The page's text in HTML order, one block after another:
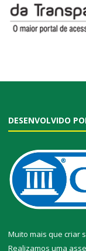
DESENVOLVIDO
Muito mais que criar
Realizamos uma